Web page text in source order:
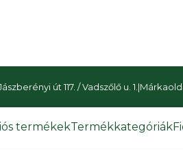
út 117. / Vadszőlő u. 1. |
termékekTermékkategóriák